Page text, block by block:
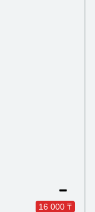
16 000 ₸